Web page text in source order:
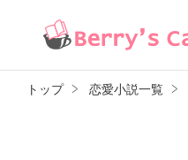
トップ 恋愛小説一覧